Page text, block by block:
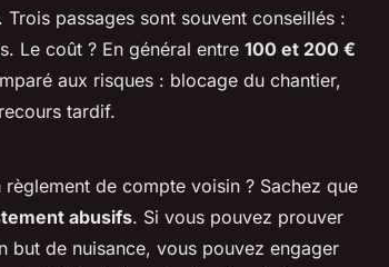
passages sont souvent conseillés :
Le coût ? En général entre 100 et 200 €
aux risques : blocage du chantier,
tardif.
règlement de compte voisin ? Sachez que
abusifs. Si vous pouvez prouver
but de nuisance, vous pouvez engager